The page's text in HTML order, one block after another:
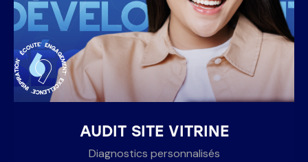
AUDIT SITE VITRINE
Diagnostics personnalisés